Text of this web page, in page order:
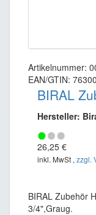
Artikelnummer:
EAN/GTIN:
BIRAL
Hersteller:
26,25 €
inkl. MwSt , zzgl.
BIRAL Zubehör
3/4",Graug.